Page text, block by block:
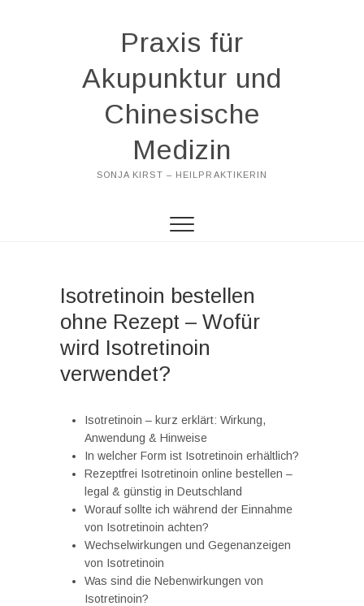
Praxis für
Akupunktur und
Chinesische
Medizin
SONJA KIRST – HEILPRAKTIKERIN
Isotretinoin bestellen
ohne Rezept – Wofür
wird Isotretinoin
verwendet?
Isotretinoin – kurz erklärt: Wirkung,
Anwendung & Hinweise
In welcher Form ist Isotretinoin erhältlich?
Rezeptfrei Isotretinoin online bestellen –
legal & günstig in Deutschland
Worauf sollte ich während der Einnahme
von Isotretinoin achten?
Wechselwirkungen und Gegenanzeigen
von Isotretinoin
Was sind die Nebenwirkungen von
Isotretinoin?